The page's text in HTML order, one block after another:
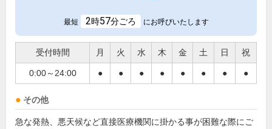
最短 2時57分ごろ にお呼びいたします
受付時間 月 火 水 木 金 土 日 祝
0:00～24:00 ● ● ● ● ● ● ● ●
その他
急な発熱、悪天候など直接医療機関に掛かる事が困難な際にご